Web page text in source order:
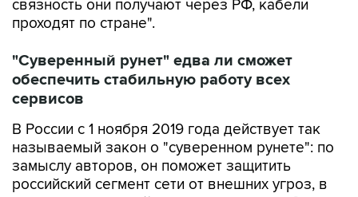
"Суверенный рунет" едва ли сможет
сервисов
В России с 1 ноября 2019 года действует так
замыслу авторов, он поможет защитить
российский сегмент сети от внешних угроз, в
том числе на случай отключения извне. Закон
предусматривает создание реестра точек